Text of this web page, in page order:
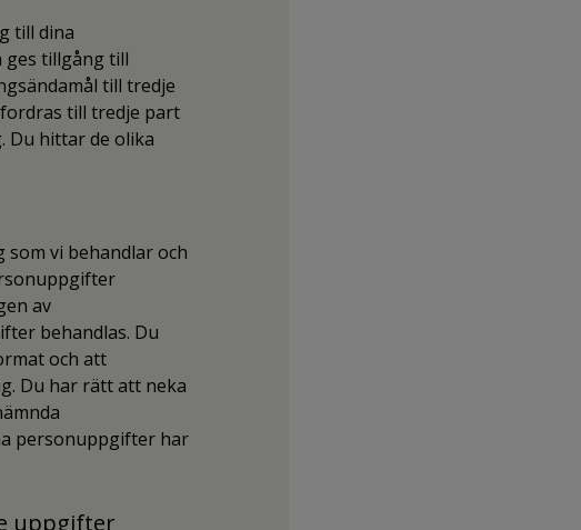
till dina
tillgång till
till tredje
till tredje part
Du hittar de olika
vi behandlar och
av
behandlas. Du
och att
Du har rätt att neka
personuppgifter har
uppgifter